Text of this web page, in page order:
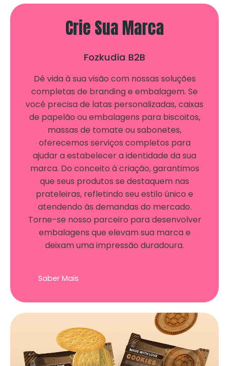
Crie Sua Marca
Fozkudia B2B
Dê vida à sua visão com nossas soluções
completas de branding e embalagem. Se
você precisa de latas personalizadas, caixas
de papelão ou embalagens para biscoitos,
massas de tomate ou sabonetes,
oferecemos serviços completos para
ajudar a estabelecer a identidade da sua
marca. Do conceito à criação, garantimos
que seus produtos se destaquem nas
prateleiras, refletindo seu estilo único e
atendendo às demandas do mercado.
Torne-se nosso parceiro para desenvolver
embalagens que elevam sua marca e
deixam uma impressão duradoura.
Saber Mais